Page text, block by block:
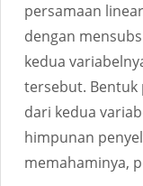
persamaan
dengan
kedua
tersebut. Bentuk
dari kedua
himpunan
memahaminya,